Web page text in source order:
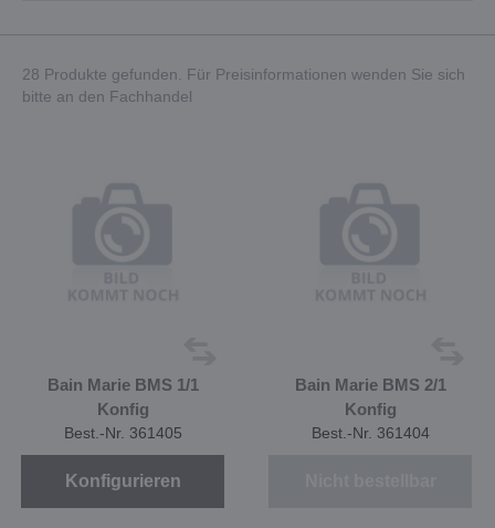
28 Produkte gefunden. Für Preisinformationen wenden Sie sich
bitte an den Fachhandel
Bain Marie BMS 1/1
Konfig
Best.-Nr. 361405
Konfigurieren
Bain Marie BMS 2/1
Konfig
Best.-Nr. 361404